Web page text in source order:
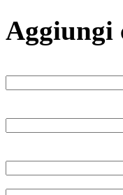
Aggiungi